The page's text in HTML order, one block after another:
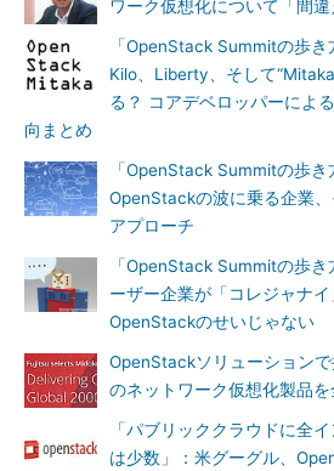
ワーク仮想化について「間
「OpenStack Summitの歩き
Kilo、Liberty、そして
る？ コアデベロッパーによ
向まとめ
「OpenStack Summitの歩き
OpenStackの波に乗る企業
アプローチ
「OpenStack Summitの歩
ーザー企業が「コレジャナ
OpenStackのせいじゃない
OpenStackソリューション
のネットワーク仮想化製品
「パブリッククラウドに全
は少数」：米グーグル、